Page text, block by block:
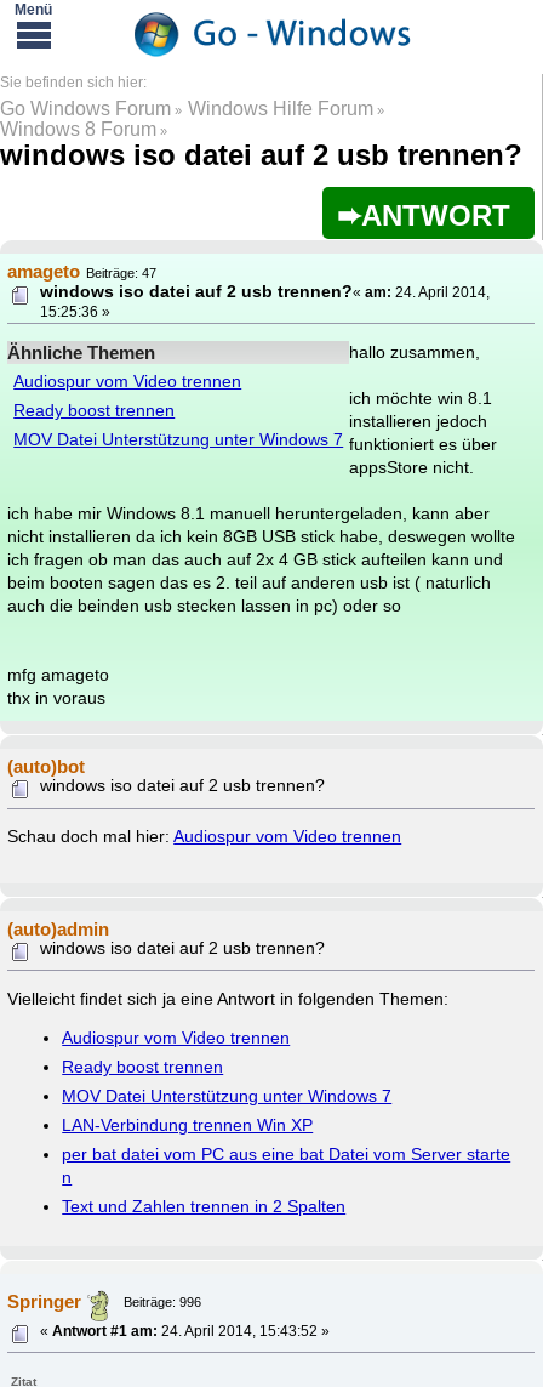
Go Windows Forum » Windows Hilfe Forum »
Windows 8 Forum »
windows iso datei auf 2 usb trennen?
ANTWORT
amageto Beiträge: 47
windows iso datei auf 2 usb trennen?«am: 24. April 2014,
15:25:36 »
Ähnliche Themen
Audiospur vom Video trennen
Ready boost trennen
MOV Datei Unterstützung unter Windows 7
hallo zusammen,
ich möchte win 8.1
installieren jedoch
funktioniert es über
appsStore nicht.
ich habe mir Windows 8.1 manuell heruntergeladen, kann aber
nicht installieren da ich kein 8GB USB stick habe, deswegen wollte
ich fragen ob man das auch auf 2x 4 GB stick aufteilen kann und
beim booten sagen das es 2. teil auf anderen usb ist ( naturlich
auch die beinden usb stecken lassen in pc) oder so
mfg amageto
thx in voraus
(auto)bot
windows iso datei auf 2 usb trennen?
Schau doch mal hier:Audiospur vom Video trennen
(auto)admin
windows iso datei auf 2 usb trennen?
Vielleicht findet sich ja eine Antwort in folgenden Themen:
Audiospur vom Video trennen
Ready boost trennen
MOV Datei Unterstützung unter Windows 7
LAN-Verbindung trennen Win XP
per bat datei vom PC aus eine bat Datei vom Server starte
n
Text und Zahlen trennen in 2 Spalten
Springer
Beiträge: 996
«Antwort #1 am: 24. April 2014, 15:43:52 »
Zitat